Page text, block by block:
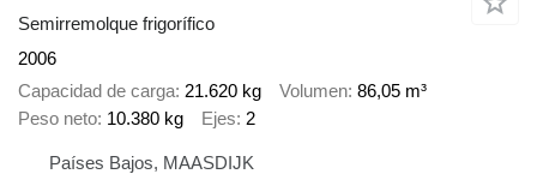
Semirremolque frigorífico
2006
Capacidad de carga 21.620 kg Volumen 86,05 m³
Peso neto 10.380 kg Ejes 2
Países Bajos, MAASDIJK